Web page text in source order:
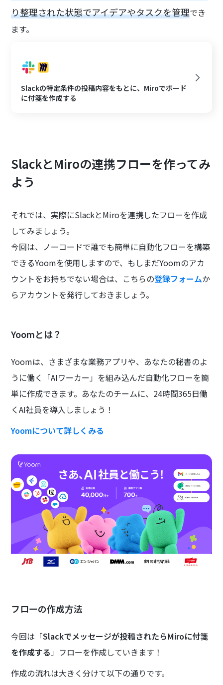
り整理された状態でアイデアやタスクを管理でき
ます。
Slackの特定条件の投稿内容をもとに、Miroでボード
に付箋を作成する
SlackとMiroの連携フローを作ってみ
よう
それでは、実際にSlackとMiroを連携したフローを作成
してみましょう。
今回は、ノーコードで誰でも簡単に自動化フローを構築
できるYoomを使用しますので、もしまだYoomのアカ
ウントをお持ちでない場合は、こちらの登録フォームか
らアカウントを発行しておきましょう。
Yoomとは？
Yoomは、さまざまな業務アプリや、あなたの秘書のよ
うに働く「AIワーカー」を組み込んだ自動化フローを簡
単に作成できます。あなたのチームに、24時間365日働
くAI社員を導入しましょう！
Yoomについて詳しくみる
フローの作成方法
今回は「Slackでメッセージが投稿されたらMiroに付箋
を作成する 」フローを作成していきます！
作成の流れは大きく分けて以下の通りです。